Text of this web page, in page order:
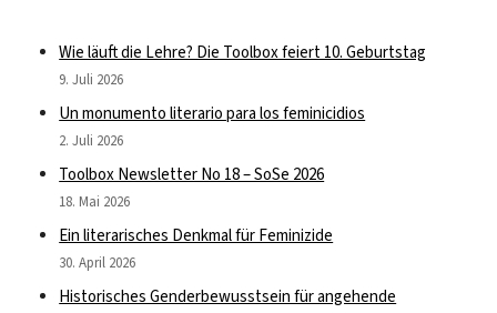
Wie läuft die Lehre? Die Toolbox feiert 10. Geburtstag
9. Juli 2026
Un monumento literario para los feminicidios
2. Juli 2026
Toolbox Newsletter No 18 – SoSe 2026
18. Mai 2026
Ein literarisches Denkmal für Feminizide
30. April 2026
Historisches Genderbewusstsein für angehende